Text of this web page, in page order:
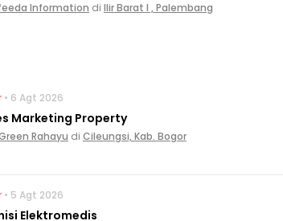
Information di Ilir Barat I , Palembang
• 6 Agt 2026
Marketing Property
Rahayu di Cileungsi, Kab. Bogor
• 5 Agt 2026
Elektromedis